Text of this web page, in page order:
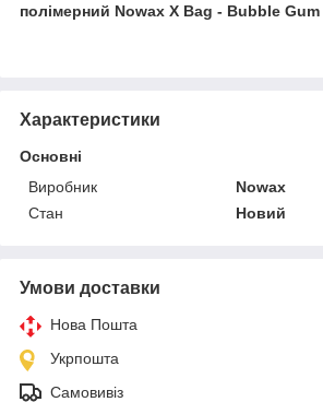
полімерний Nowax X Bag - Bubble Gum
Характеристики
Основні
Виробник
Nowax
Стан
Новий
Умови доставки
Нова Пошта
Укрпошта
Самовивіз